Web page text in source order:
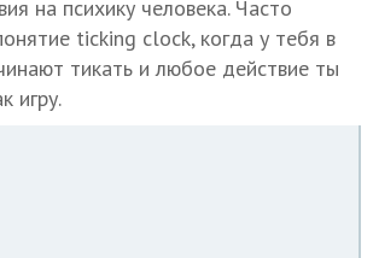
на психику человека. Часто
ticking clock, когда у тебя в
тикать и любое действие ты
игру.